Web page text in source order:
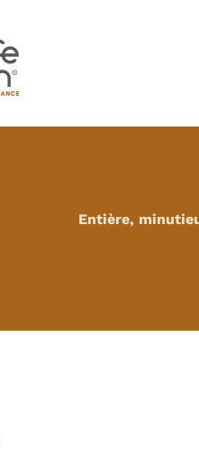
Entière,